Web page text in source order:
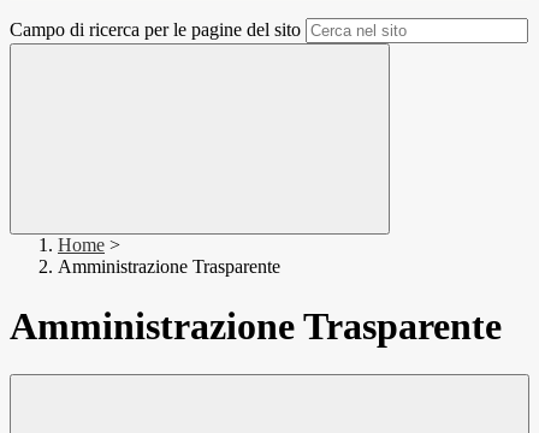
Campo di ricerca per le pagine del sito
Home >
Amministrazione Trasparente
Amministrazione Trasparente